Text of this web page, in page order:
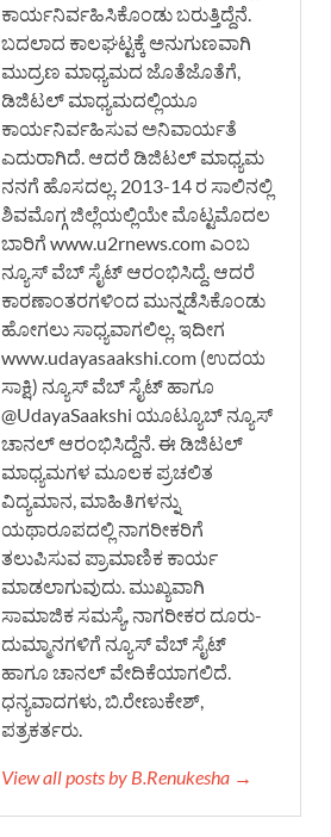
ಕಾರ್ಯನಿರ್ವಹಿಸಿಕೊಂಡು ಬರುತ್ತಿದ್ದೆನೆ.
ಬದಲಾದ ಕಾಲಘಟ್ಟಕ್ಕೆ ಅನುಗುಣವಾಗಿ
ಮುದ್ರಣ ಮಾಧ್ಯಮದ ಜೊತೆಜೊತೆಗೆ,
ಡಿಜಿಟಲ್ ಮಾಧ್ಯಮದಲ್ಲಿಯೂ
ಕಾರ್ಯನಿರ್ವಹಿಸುವ ಅನಿವಾರ್ಯತೆ
ಎದುರಾಗಿದೆ. ಆದರೆ ಡಿಜಿಟಲ್ ಮಾಧ್ಯಮ
ನನಗೆ ಹೊಸದಲ್ಲ. 2013-14 ರ ಸಾಲಿನಲ್ಲಿ
ಶಿವಮೊಗ್ಗ ಜಿಲ್ಲೆಯಲ್ಲಿಯೇ ಮೊಟ್ಟಮೊದಲ
ಬಾರಿಗೆ www.u2rnews.com ಎಂಬ
ನ್ಯೂಸ್ ವೆಬ್ ಸೈಟ್ ಆರಂಭಿಸಿದ್ದೆ. ಆದರೆ
ಕಾರಣಾಂತರಗಳಿಂದ ಮುನ್ನಡೆಸಿಕೊಂಡು
ಹೋಗಲು ಸಾಧ್ಯವಾಗಲಿಲ್ಲ. ಇದೀಗ
www.udayasaakshi.com (ಉದಯ
ಸಾಕ್ಷಿ) ನ್ಯೂಸ್ ವೆಬ್ ಸೈಟ್ ಹಾಗೂ
@UdayaSaakshi ಯೂಟ್ಯೂಬ್ ನ್ಯೂಸ್
ಚಾನಲ್ ಆರಂಭಿಸಿದ್ದೆನೆ. ಈ ಡಿಜಿಟಲ್
ಮಾಧ್ಯಮಗಳ ಮೂಲಕ ಪ್ರಚಲಿತ
ವಿದ್ಯಮಾನ, ಮಾಹಿತಿಗಳನ್ನು
ಯಥಾರೂಪದಲ್ಲಿ ನಾಗರೀಕರಿಗೆ
ತಲುಪಿಸುವ ಪ್ರಾಮಾಣಿಕ ಕಾರ್ಯ
ಮಾಡಲಾಗುವುದು. ಮುಖ್ಯವಾಗಿ
ಸಾಮಾಜಿಕ ಸಮಸ್ಯೆ, ನಾಗರೀಕರ ದೂರು-
ದುಮ್ಮಾನಗಳಿಗೆ ನ್ಯೂಸ್ ವೆಬ್ ಸೈಟ್
ಹಾಗೂ ಚಾನಲ್ ವೇದಿಕೆಯಾಗಲಿದೆ.
ಧನ್ಯವಾದಗಳು, ಬಿ.ರೇಣುಕೇಶ್,
ಪತ್ರಕರ್ತರು.
View all posts by B.Renukesha →